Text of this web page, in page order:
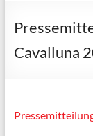
Rosenheim
Cavalluna